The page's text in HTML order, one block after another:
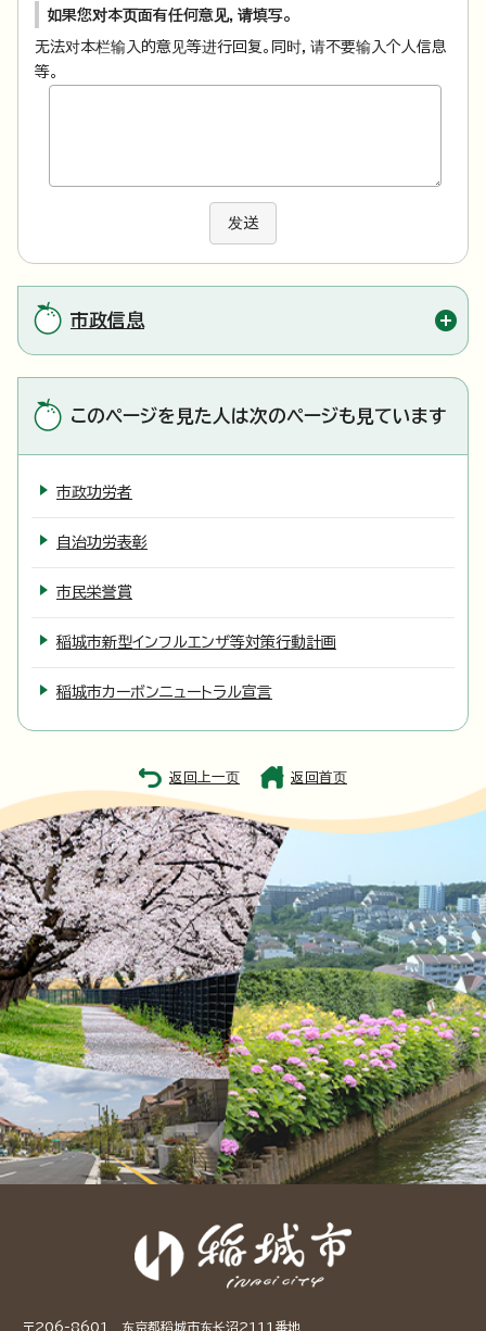
如果您对本页面有任何意见，请填写。
无法对本栏输入的意见等进行回复。同时，请不要输入个人信息
等。
发送
市政信息
このページを見た人は次のページも見ています
市政功労者
自治功労表彰
市民栄誉賞
稲城市新型インフルエンザ等対策行動計画
稲城市カーボンニュートラル宣言
返回上一页 返回首页
〒206-8601 东京都稻城市东长沼2111番地